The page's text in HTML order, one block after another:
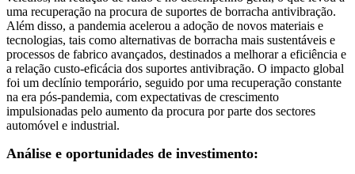
uma recuperação na procura de suportes de borracha antivibração.
Além disso, a pandemia acelerou a adoção de novos materiais e
tecnologias, tais como alternativas de borracha mais sustentáveis ​​e
processos de fabrico avançados, destinados a melhorar a eficiência e
a relação custo-eficácia dos suportes antivibração. O impacto global
foi um declínio temporário, seguido por uma recuperação constante
na era pós-pandemia, com expectativas de crescimento
impulsionadas pelo aumento da procura por parte dos sectores
automóvel e industrial.
Análise e oportunidades de investimento: